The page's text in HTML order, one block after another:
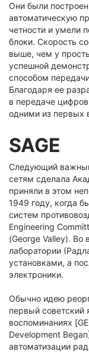
Они были
автоматическую
четности и умели
блоки. Скорость
выше, чем у
успешной
способом
Благодаря ее
в передаче
одними из первых
SAGE
Следующий
сетям сделала
приняли в этом
1949 году, когда
систем
Engineering
(George Valley). Во
лаборатории
установками, а
электроники.
Обычно идею
первый
воспоминаниях
Development
автоматизации